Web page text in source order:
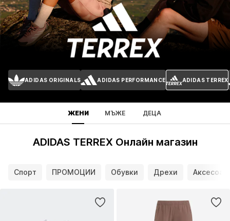
ADIDAS ORIGINALS ADIDAS PERFORMANCE ADIDAS TERREX
ЖЕНИ МЪЖЕ ДЕЦА
ADIDAS TERREX Онлайн магазин
Спорт ПРОМОЦИИ Обувки Дрехи